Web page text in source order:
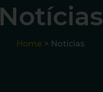
Notícias
Home > Notícias